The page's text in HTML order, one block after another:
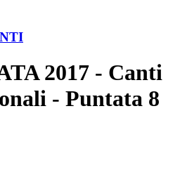
2017 - Canti
- Puntata 8